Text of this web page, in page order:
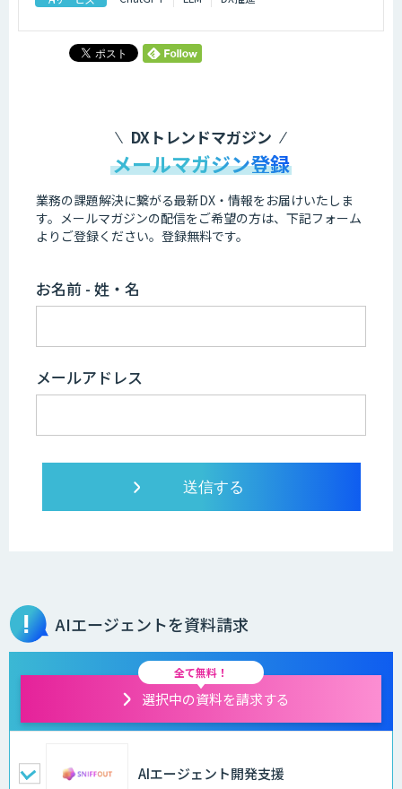
DXトレンドマガジン
メールマガジン登録
業務の課題解決に繋がる最新DX・情報をお届けいたしま
す。 メールマガジンの配信をご希望の方は、下記フォーム
よりご登録ください。登録無料です。
お名前 - 姓・名
メールアドレス
AIエージェントを資料請求
全て無料！
選択中の資料を請求する
AIエージェント開発支援